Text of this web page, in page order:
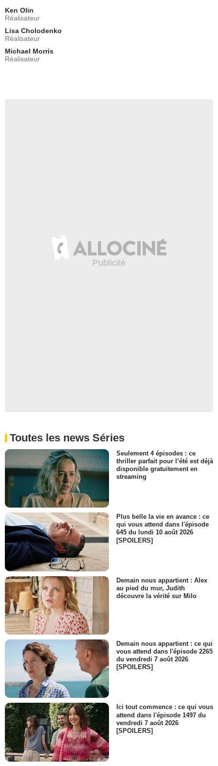
Ken Olin
Réalisateur
Lisa Cholodenko
Réalisateur
Michael Morris
Réalisateur
Toutes les news Séries
Seulement 4 épisodes : ce
thriller parfait pour l’été est déjà
disponible gratuitement en
streaming
Plus belle la vie en avance : ce
qui vous attend dans l'épisode
645 du lundi 10 août 2026
[SPOILERS]
Demain nous appartient : Alex
au pied du mur, Judith
découvre la vérité sur Milo
Demain nous appartient : ce qui
vous attend dans l'épisode 2265
du vendredi 7 août 2026
[SPOILERS]
Ici tout commence : ce qui vous
attend dans l'épisode 1497 du
vendredi 7 août 2026
[SPOILERS]